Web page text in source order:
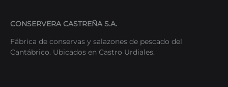
CONSERVERA CASTREÑA S.A.
Fábrica de conservas y salazones de pescado del
Cantábrico. Ubicados en Castro Urdiales.